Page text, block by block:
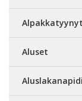
Alpakkatyynyt
Aluset